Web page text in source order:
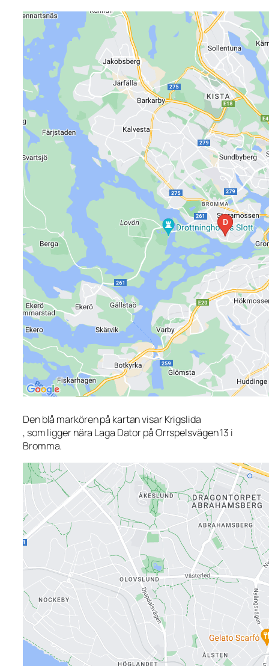
Den blå markören på kartan visar Krigslida
, som ligger nära Laga Dator på Orrspelsvägen 13 i
Bromma.